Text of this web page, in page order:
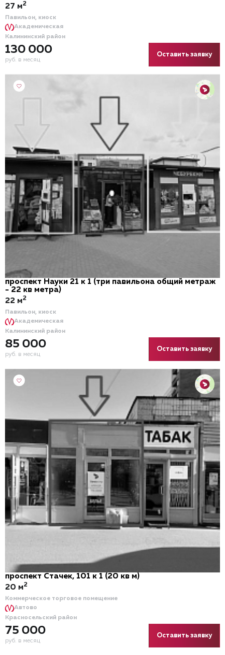
Павильон, киоск
Академическая
Калининский район
130 000
руб. в месяц
27 м2
Оставить заявку
проспект Науки 21 к 1 (три павильона общий метраж
- 22 кв метра)
Павильон, киоск
Академическая
Калининский район
85 000
руб. в месяц
22 м2
Оставить заявку
проспект Стачек, 101 к 1 (20 кв м)
Коммерческое торговое помещение
Автово
Красносельский район
75 000
руб. в месяц
20 м2
Оставить заявку